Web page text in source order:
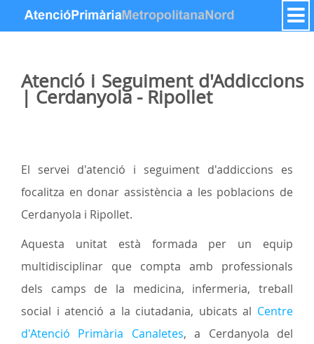
Skip to Content
Atenció i Seguiment d'Addiccions
| Cerdanyola - Ripollet
El servei d'atenció i seguiment d'addiccions es
focalitza en donar assistència a les poblacions de
Cerdanyola i Ripollet.
Aquesta unitat està formada per un equip
multidisciplinar que compta amb professionals
dels camps de la medicina, infermeria, treball
social i atenció a la ciutadania, ubicats al Centre
d'Atenció Primària Canaletes, a Cerdanyola del